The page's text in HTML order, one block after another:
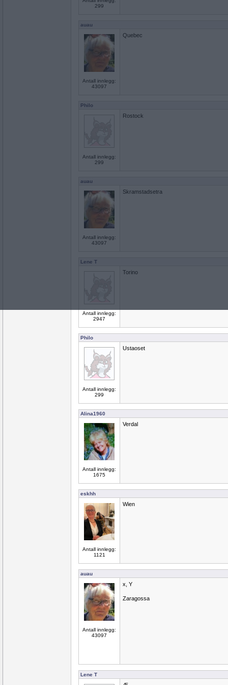
299
auau
Antall innlegg:
43097
Quebec
Philo
Antall innlegg:
299
Rostock
auau
Antall innlegg:
43097
Skramstadsetra
Lene T
Antall innlegg:
2947
Torino
Philo
Antall innlegg:
299
Ustaoset
Alina1960
Antall innlegg:
1675
Verdal
eskhh
Antall innlegg:
1121
Wien
auau
Antall innlegg:
43097
x, Y
Zaragossa
Lene T